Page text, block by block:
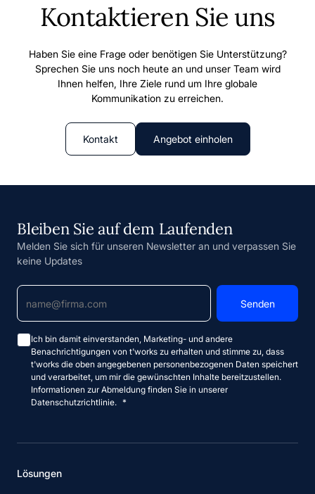
Kontaktieren Sie uns
Haben Sie eine Frage oder benötigen Sie Unterstützung?
Sprechen Sie uns noch heute an und unser Team wird
Ihnen helfen, Ihre Ziele rund um Ihre globale
Kommunikation zu erreichen.
Kontakt Angebot einholen
Bleiben Sie auf dem Laufenden
Melden Sie sich für unseren Newsletter an und verpassen Sie
keine Updates
Ich bin damit einverstanden, Marketing- und andere
Benachrichtigungen von t'works zu erhalten und stimme zu, dass
t'works die oben angegebenen personenbezogenen Daten speichert
und verarbeitet, um mir die gewünschten Inhalte bereitzustellen.
Informationen zur Abmeldung finden Sie in unserer
Datenschutzrichtlinie. *
Lösungen